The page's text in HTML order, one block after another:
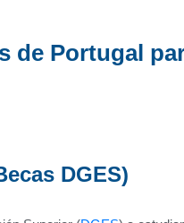
de Portugal
DGES)